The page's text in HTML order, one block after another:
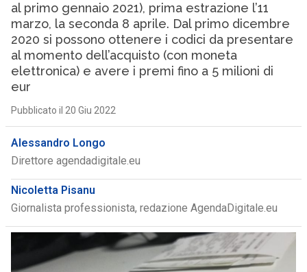
al primo gennaio 2021), prima estrazione l’11
marzo, la seconda 8 aprile. Dal primo dicembre
2020 si possono ottenere i codici da presentare
al momento dell’acquisto (con moneta
elettronica) e avere i premi fino a 5 milioni di
eur
Pubblicato il 20 Giu 2022
Alessandro Longo
Direttore agendadigitale.eu
Nicoletta Pisanu
Giornalista professionista, redazione AgendaDigitale.eu